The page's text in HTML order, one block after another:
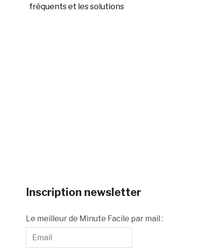
fréquents et les solutions
Inscription newsletter
Le meilleur de Minute Facile par mail :